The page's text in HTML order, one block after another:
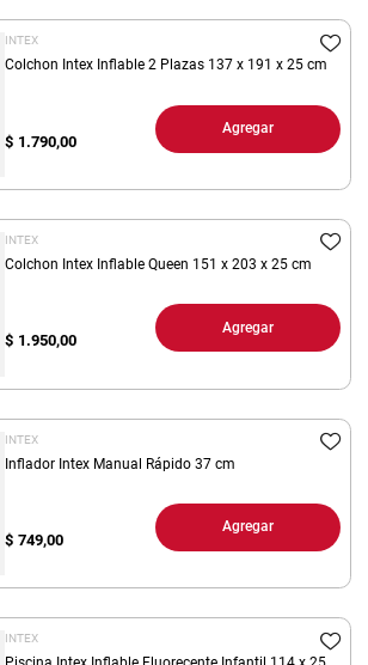
INTEX
Colchon Intex Inflable 2 Plazas 137 x 191 x 25 cm
$ 1.790,00
Agregar
INTEX
Colchon Intex Inflable Queen 151 x 203 x 25 cm
$ 1.950,00
Agregar
INTEX
Inflador Intex Manual Rápido 37 cm
$ 749,00
Agregar
INTEX